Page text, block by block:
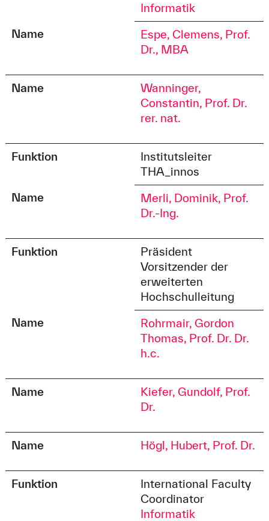
Informatik
Name
Espe, Clemens, Prof.
Dr., MBA
Name
Wanninger,
Constantin, Prof. Dr.
rer. nat.
Funktion
Institutsleiter
THA_innos
Name
Merli, Dominik, Prof.
Dr.-Ing.
Funktion
Präsident
Vorsitzender der
erweiterten
Hochschulleitung
Name
Rohrmair, Gordon
Thomas, Prof. Dr. Dr.
h.c.
Name
Kiefer, Gundolf, Prof.
Dr.
Name Högl, Hubert, Prof. Dr.
Funktion
International Faculty
Coordinator
Informatik